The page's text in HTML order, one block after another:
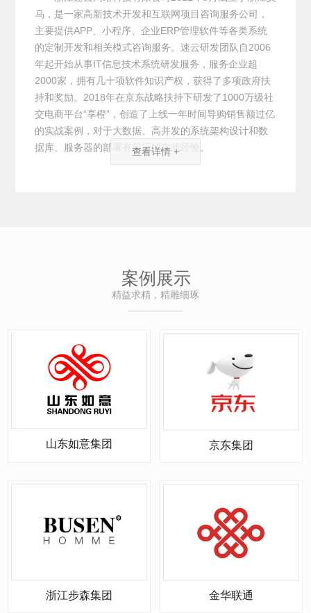
乌，是一家高新技术开发和互联网项目咨询服务公司，
主要提供APP、小程序、企业ERP管理软件等各类系统
的定制开发和相关模式咨询服务。速云研发团队自2006
年起开始从事IT信息技术系统研发服务，服务企业超
2000家，拥有几十项软件知识产权，获得了多项政府扶
持和奖励。2018年在京东战略扶持下研发了1000万级社
交电商平台“享橙”，创造了上线一年时间导购销售额过亿
的实战案例，对于大数据、高并发的系统架构设计和数
据库、服务器的部署有前沿的实战经验。
查看详情 +
案例展示
精益求精，精雕细琢
山东如意集团 京东集团
浙江步森集团 金华联通